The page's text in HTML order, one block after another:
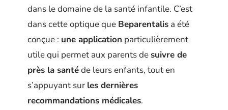
dans le domaine de la santé infantile. C’est
dans cette optique que Beparentalis a été
conçue : une application particulièrement
utile qui permet aux parents desuivre de
près la santéde leurs enfants, tout en
s’appuyant sur les dernières
recommandations médicales.